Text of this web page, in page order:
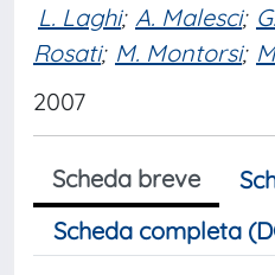
L. Laghi; A. Malesci;
Rosati; M. Montorsi;
2007
Scheda breve
Scheda completa